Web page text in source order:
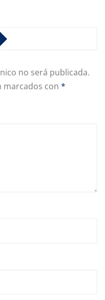
no será publicada.
marcados con *